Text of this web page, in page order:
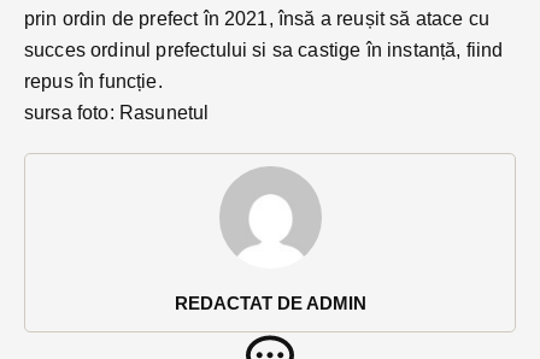
REDACTAT DE ADMIN
prin ordin de prefect în 2021, însă a reușit să atace cu
succes ordinul prefectului si sa castige în instanță, fiind
repus în funcție.
sursa foto: Rasunetul